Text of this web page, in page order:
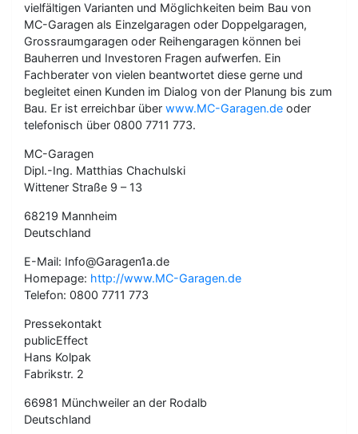
vielfältigen Varianten und Möglichkeiten beim Bau von
MC-Garagen als Einzelgaragen oder Doppelgaragen,
Grossraumgaragen oder Reihengaragen können bei
Bauherren und Investoren Fragen aufwerfen. Ein
Fachberater von vielen beantwortet diese gerne und
begleitet einen Kunden im Dialog von der Planung bis zum
Bau. Er ist erreichbar über www.MC-Garagen.de oder
telefonisch über 0800 7711 773.
MC-Garagen
Dipl.-Ing. Matthias Chachulski
Wittener Straße 9 – 13
68219 Mannheim
Deutschland
E-Mail: Info@Garagen1a.de
Homepage: http://www.MC-Garagen.de
Telefon: 0800 7711 773
Pressekontakt
publicEffect
Hans Kolpak
Fabrikstr. 2
66981 Münchweiler an der Rodalb
Deutschland